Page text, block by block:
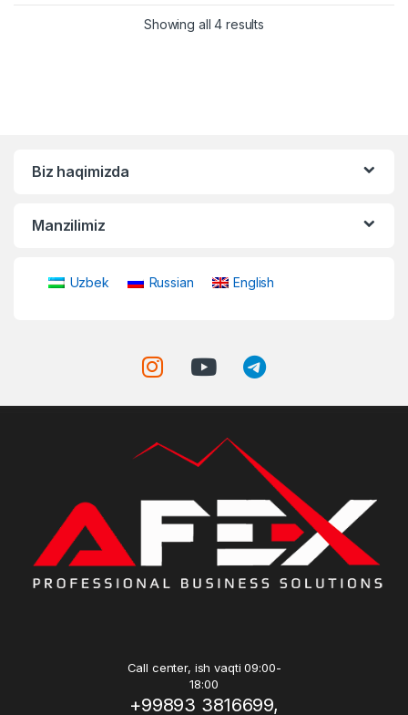
Showing all 4 results
Biz haqimizda
Manzilimiz
Uzbek Russian English
Call center, ish vaqti 09:00-
18:00
+99893 3816699,